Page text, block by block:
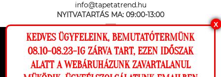
Ez a weboldal cookie-kat használ, hogy a
lehető legjobb élményt nyújtsa honlapunkon.
Beállítások
info@tapetatrend.hu
NYITVATARTÁS MA: 09:00-13:00
X
KEDVES ÜGYFELEINK, BEMUTATÓTERMÜNK
08.10-08.23-IG ZÁRVA TART, EZEN IDŐSZAK
ALATT A WEBÁRUHÁZUNK ZAVARTALANUL